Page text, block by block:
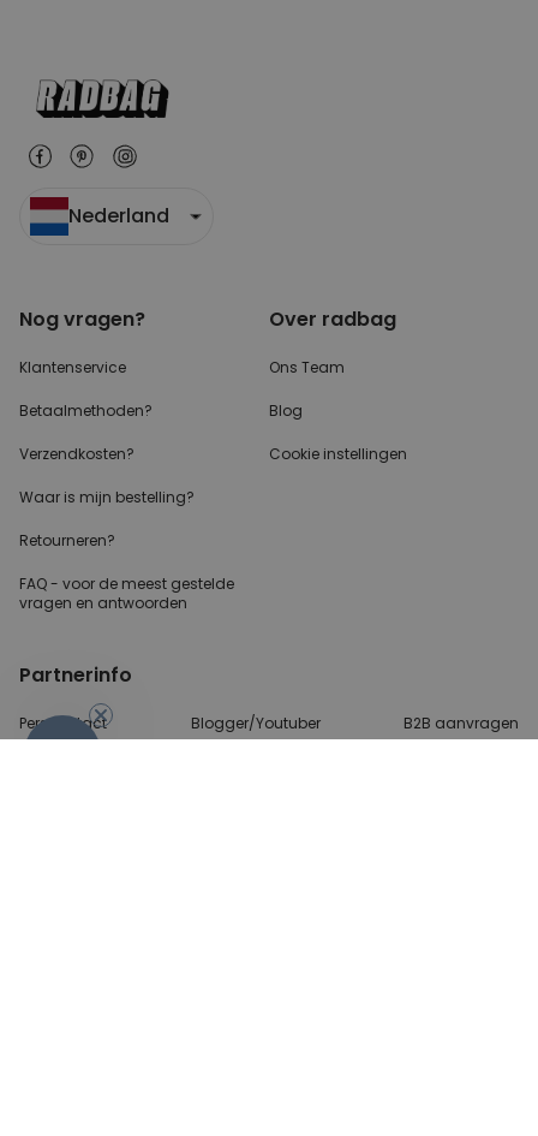
Nederland
Nog vragen?
Klantenservice
Betaalmethoden?
Verzendkosten?
Waar is mijn bestelling?
Retourneren?
FAQ - voor de meest gestelde
vragen en antwoorden
Over radbag
Ons Team
Blog
Cookie instellingen
Partnerinfo
Perscontact Blogger/Youtuber B2B aanvragen